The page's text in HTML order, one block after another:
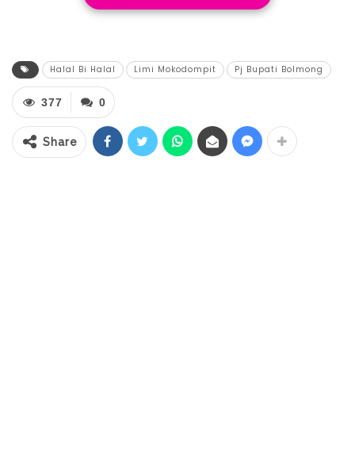
meningkatkan komunikasi pemerintah
dengan lapisan masyarakat, sebab turut
dihadiri masyarakat sekitar, stakeholder
terkait, tokoh agama dan tokoh
Halal Bi Halal Limi Mokodompit Pj Bupati Bolmong
0
377
Share